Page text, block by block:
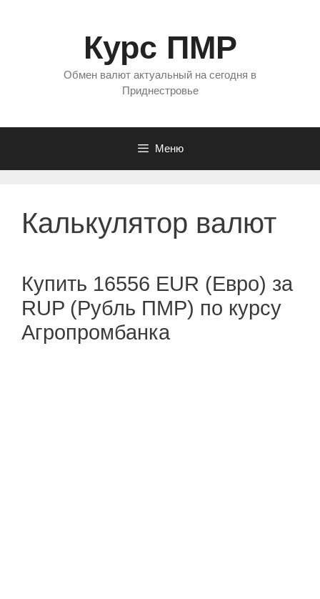
Курс ПМР
Обмен валют актуальный на сегодня в
Приднестровье
Меню
Калькулятор валют
Купить 16556 EUR (Евро) за
RUP (Рубль ПМР) по курсу
Агропромбанка